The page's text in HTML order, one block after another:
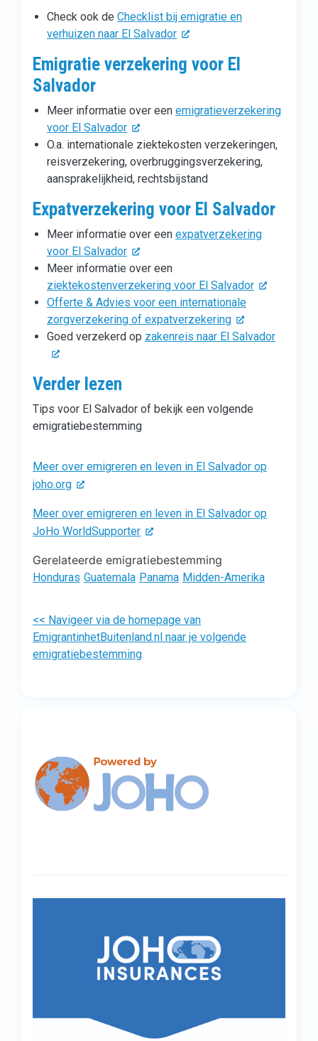
Check ook de Checklist bij emigratie en
verhuizen naar El Salvador
Emigratie verzekering voor El
Salvador
Meer informatie over een emigratieverzekering
voor El Salvador
O.a. internationale ziektekosten verzekeringen,
reisverzekering, overbruggingsverzekering,
aansprakelijkheid, rechtsbijstand
Expatverzekering voor El Salvador
Meer informatie over een expatverzekering
voor El Salvador
Meer informatie over een
ziektekostenverzekering voor El Salvador
Offerte & Advies voor een internationale
zorgverzekering of expatverzekering
Goed verzekerd op zakenreis naar El Salvador
Verder lezen
Tips voor El Salvador of bekijk een volgende
emigratiebestemming
Meer over emigreren en leven in El Salvador op
joho.org
Meer over emigreren en leven in El Salvador op
JoHo WorldSupporter
Gerelateerde emigratiebestemming
Honduras Guatemala Panama Midden-Amerika
<< Navigeer via de homepage van
EmigrantinhetBuitenland.nl naar je volgende
emigratiebestemming